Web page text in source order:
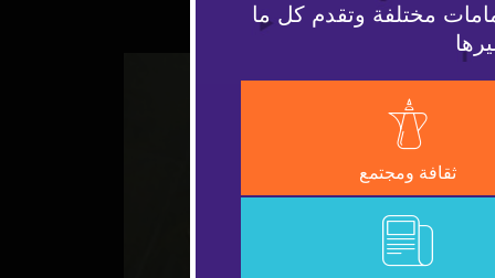
مختلفة وتقدم كل ما
ثقافة ومجتمع